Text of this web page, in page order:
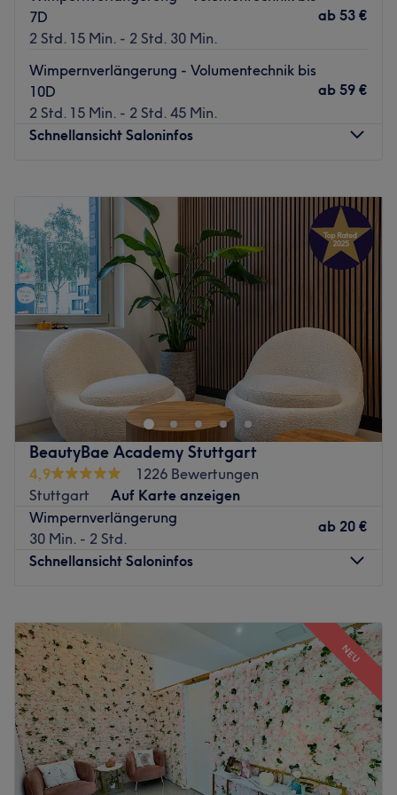
📍 Lashlifting
📍 Termine nach Vereinbarung
Das Team
Inhaberin Kristina hat ihre Berufung gefunden und setzt
alles daran, dass du ihr Studio mit einem Lächeln
Atmosphäre: Entspannend, Freundlich
Expertise: Schönheitsbehandlungen
Produkte und Produktmarken: Hochwertige Produkte
Extras: Gut an die öffentlichen Verkehrsmittel
angebunden
Zurück zur Salonansicht
7D
2 Std. 15 Min. - 2 Std. 30 Min.
ab 53 €
Wimpernverlängerung - Volumentechnik bis
10D
2 Std. 15 Min. - 2 Std. 45 Min.
ab 59 €
Schnellansicht Saloninfos
Dienstag
20:00
Mittwoch
11:00
Donnerstag
–20:00
Freitag
20:00
Samstag
Sonntag
Das Studio befindet sich im Gebäude von Jesse Piercing
neben Walk In Tattoo, sehr Zentral gelegen bei der
Haltestelle Pragfriedhof in Stuttgart-Nord
Zurück zur Salonansicht
BeautyBae Academy Stuttgart
4,9
1226 Bewertungen
Stuttgart
Auf Karte anzeigen
Wimpernverlängerung
30 Min. - 2 Std.
ab 20 €
Schnellansicht Saloninfos
Dienstag
10:00–20:00
Mittwoch
10:00–20:00
Donnerstag
10:00– 20:00
Freitag
10:00–20:00
Samstag
10:00 – 19:00
Sonntag
Geschlossen
Bei BeautyBae Academy in Stuttgart hat das Team dem
NEU